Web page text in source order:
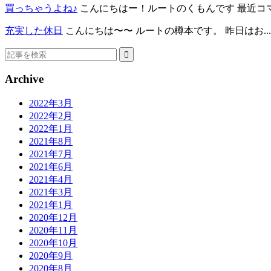
買っちゃうよね♪ こんにちはー！ルートのくもんです 最近コ
充実した休日 こんにちは〜〜 ルートの樽本です。 昨日はお...
Archive
2022年3月
2022年2月
2022年1月
2021年8月
2021年7月
2021年6月
2021年4月
2021年3月
2021年1月
2020年12月
2020年11月
2020年10月
2020年9月
2020年8月